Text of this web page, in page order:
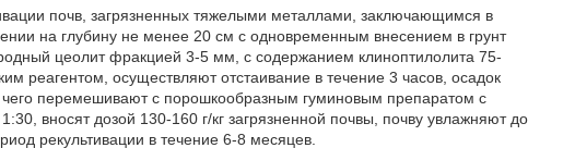
почв, загрязненных тяжелыми металлами, заключающимся в
на глубину не менее 20 см с одновременным внесением в грунт
цеолит фракцией 3-5 мм, с содержанием клиноптилолита 75-
реагентом, осуществляют отстаивание в течение 3 часов, осадок
перемешивают с порошкообразным гуминовым препаратом с
вносят дозой 130-160 г/кг загрязненной почвы, почву увлажняют до
рекультивации в течение 6-8 месяцев.